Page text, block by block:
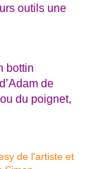
outils une
bottin
de
du poignet,